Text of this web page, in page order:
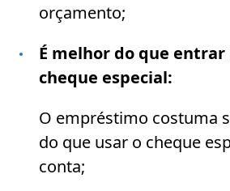
orçamento;
É melhor do que
cheque especial:
O empréstimo costuma
do que usar o cheque
conta;